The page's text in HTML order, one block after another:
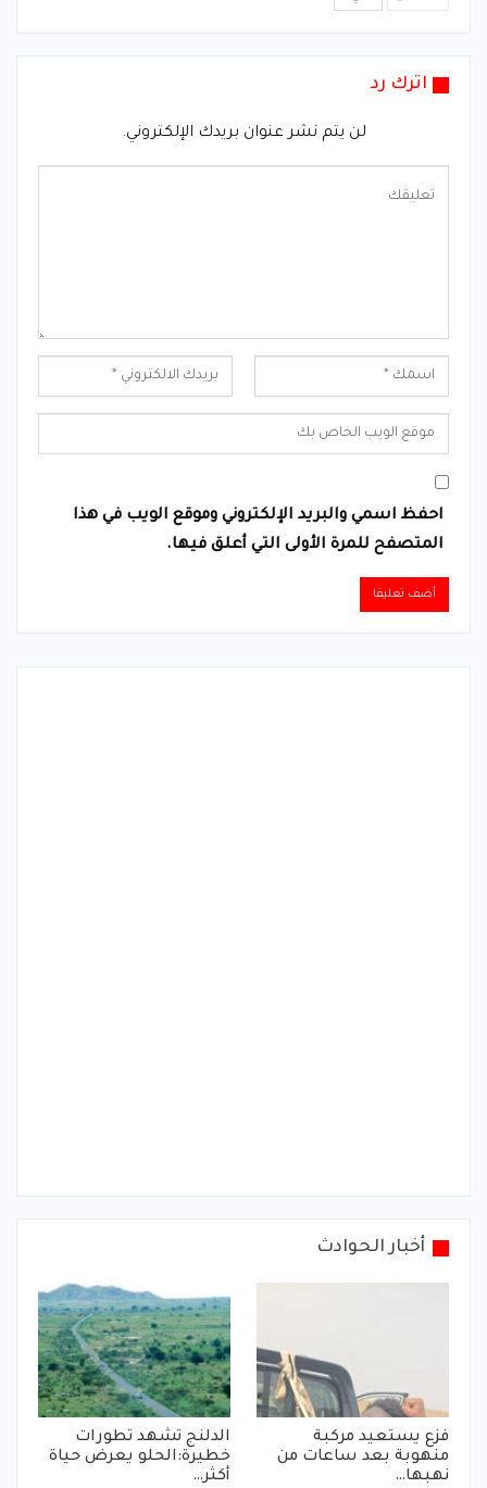
اترك رد
لن يتم نشر عنوان بريدك الإلكتروني.
احفظ اسمي والبريد الإلكتروني وموقع الويب في هذا
المتصفح للمرة الأولى التي أعلق فيها.
أخبار الحوادث
فزع يستعيد مركبة
منهوبة بعد ساعات من
نهبها…
الدلنج تشهد تطورات
خطيرة:الحلو يعرض حياة
أكثر…